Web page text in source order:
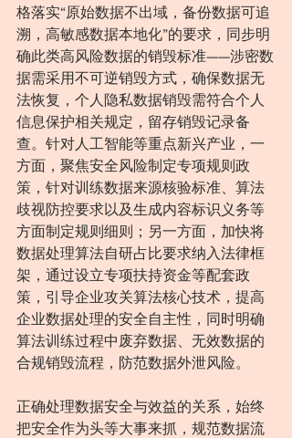
格落实“原始数据不出域，备份数据可追
溯，高敏感数据本地化”的要求，同步明
确此类高风险数据的销毁标准——涉密数
据需采用不可逆销毁方式，确保数据无
法恢复，个人隐私数据销毁需符合个人
信息保护相关规定，留存销毁记录备
查。针对人工智能等重点新兴产业，一
方面，聚焦安全风险制定专项规则政
策，针对训练数据来源核验标准、算法
歧视防控要求以及生成内容标识义务等
方面制定规则细则；另一方面，加快将
数据处理算法自研占比要求纳入法律框
架，通过设立专项扶持资金等配套政
策，引导企业攻关算法核心技术，提高
企业数据处理的安全自主性，同时明确
算法训练过程中废弃数据、无效数据的
合规销毁流程，防范数据外泄风险。
正确处理数据安全与效益的关系，始终
把安全作为头等大事来抓，规范数据流